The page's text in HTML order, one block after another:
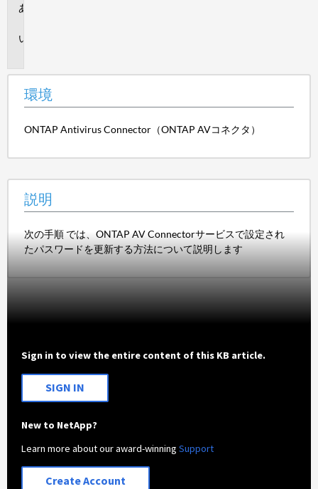
環境
ONTAP Antivirus Connector（ONTAP AVコネクタ）
説明
次の手順 では、ONTAP AV Connectorサービスで設定され
たパスワードを更新する方法について説明します
Sign in to view the entire content of this KB article.
SIGN IN
New to NetApp?
Learn more about our award-winningSupport
Create Account